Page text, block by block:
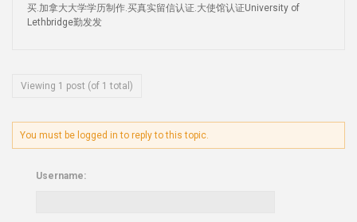
买.加拿大大学学历制作.买真实留信认证.大使馆认证University of
Lethbridge勤发发
Viewing 1 post (of 1 total)
You must be logged in to reply to this topic.
Username: